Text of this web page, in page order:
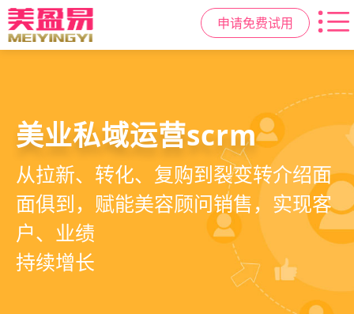
申请免费试用
美业拓客，就用美盈易
美业全域引流获客+私域运营增长方
案，一站式解决美业门店拓、留、
锁、升难题
美容院拓客方案
6套美业拓客营销方案组合，200套微
信拓客模板，帮助美业商家快速引流
裂变获客，低成本实现客源指数级增
长
美业私域运营scrm
从拉新、转化、复购到裂变转介绍面
面俱到，赋能美容顾问销售，实现客
户、业绩
持续增长